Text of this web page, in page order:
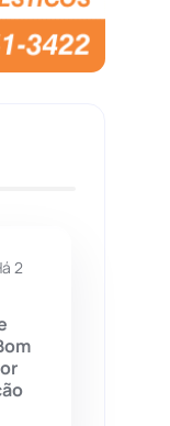
(7680)
(1504)
2